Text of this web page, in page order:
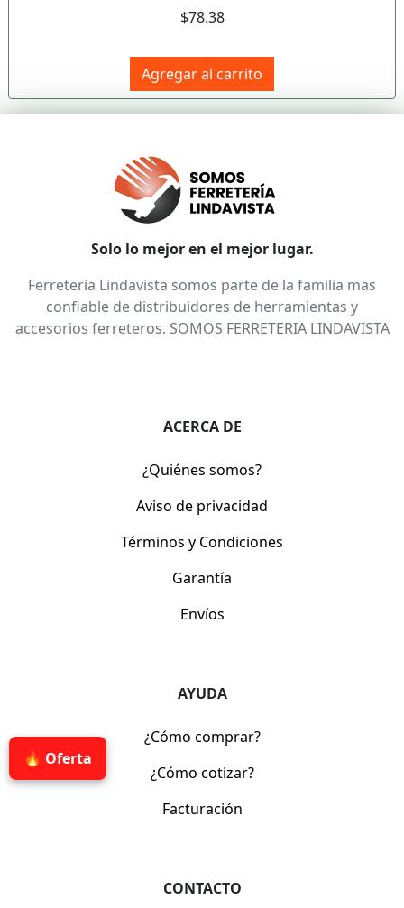
🔥 Oferta
$78.38
Agregar al carrito
Solo lo mejor en el mejor lugar.
Ferreteria Lindavista somos parte de la familia mas
confiable de distribuidores de herramientas y
accesorios ferreteros. SOMOS FERRETERIA LINDAVISTA
ACERCA DE
¿Quiénes somos?
Aviso de privacidad
Términos y Condiciones
Garantía
Envíos
AYUDA
¿Cómo comprar?
¿Cómo cotizar?
Facturación
CONTACTO